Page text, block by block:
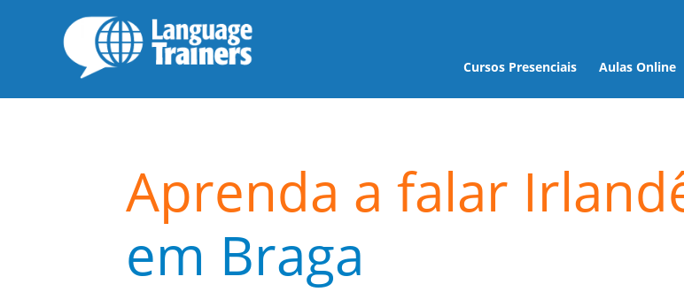
Cursos Presenciais Aulas Online
Aprenda a falar
em Braga